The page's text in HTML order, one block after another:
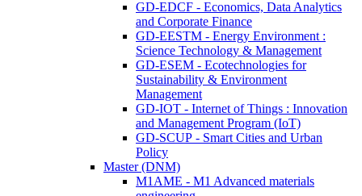
GD-EDCF - Economics, Data Analytics
and Corporate Finance
GD-EESTM - Energy Environment :
Science Technology & Management
GD-ESEM - Ecotechnologies for
Sustainability & Environment
Management
GD-IOT - Internet of Things : Innovation
and Management Program (IoT)
GD-SCUP - Smart Cities and Urban
Policy
Master (DNM)
M1AME - M1 Advanced materials